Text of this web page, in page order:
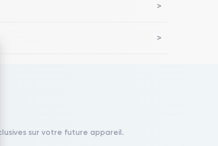
vos Options
sur votre future appareil.